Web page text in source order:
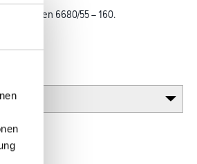
6680/55 – 160.